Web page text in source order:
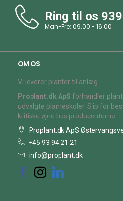
Ring til os
Man-Fre: 09.00 - 16.00
OM OS
Vi leverer planter til anlæg.
Proplant.dk ApS forhandler
udvalgte planteskoler. Slip for
kritiske øjne hos producenterne.
Proplant.dk ApS
+45 93 94 21 21
info@proplant.dk